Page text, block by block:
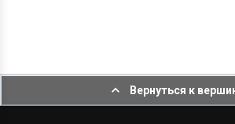
Вернуться к